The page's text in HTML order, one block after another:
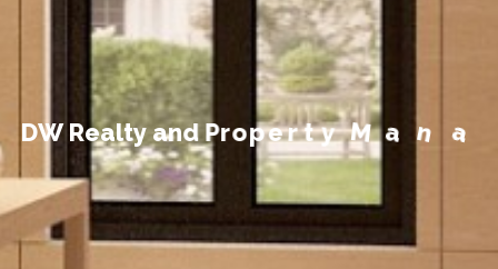
DW Realtyand PropertyManage m en